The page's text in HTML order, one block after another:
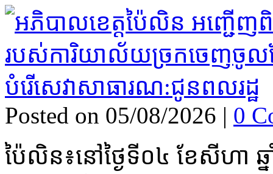
Posted on 05/08/2026 | 0
ប៉ៃលិន៖នៅថ្ងៃទី០៤ ខែសីហា